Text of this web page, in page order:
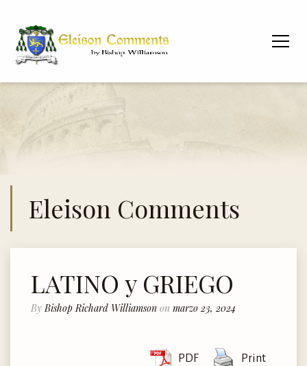
Eleison Comments
LATINO y GRIEGO
By Bishop Richard Williamson on marzo 23, 2024
PDF Print